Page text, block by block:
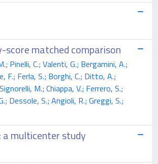
matched comparison
Pinelli, C.; Valenti, G.; Bergamini, A.;
F.; Ferla, S.; Borghi, C.; Ditto, A.;
M.; Chiappa, V.; Ferrero, S.;
Dessole, S.; Angioli, R.; Greggi, S.;
a multicenter study